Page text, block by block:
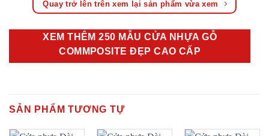
Quay trở lên trên xem lại sản phẩm vừa xem
XEM THÊM 250 MẪU CỬA NHỰA GỖ
COMMPOSITE ĐẸP CAO CẤP
SẢN PHẨM TƯƠNG TỰ